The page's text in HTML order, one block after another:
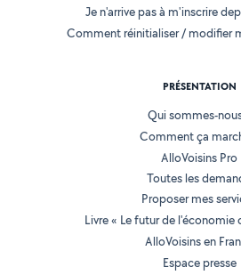
Je n'arrive pas à m'inscrire
Comment réinitialiser / modifier
PRÉSENTATION
Qui sommes-
Comment ça
AlloVoisins Pro
Toutes les
Proposer mes
Livre « Le futur de l'économie
AlloVoisins en
Espace presse